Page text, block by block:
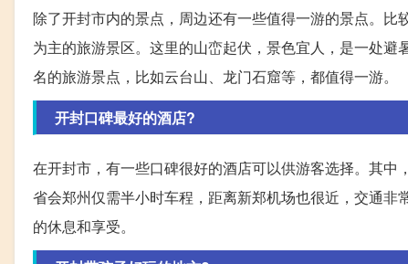
除了开封市内的景点，周边还有一些值得一游的景点。
为主的旅游景区。这里的山峦起伏，景色宜人，是一处
名的旅游景点，比如云台山、龙门石窟等，都值得一游。
开封口碑最好的酒店?
在开封市，有一些口碑很好的酒店可以供游客选择。其
省会郑州仅需半小时车程，距离新郑机场也很近，交通
的休息和享受。